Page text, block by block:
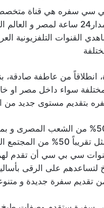
سي سفره هي قناة
تبث على مدار24 ساعة لمصر و
القنوات التلفزيونية
انطلاقاً من عاطفة صادقة،
سواء داخل مصر او
بتقديم مستوى جديد من
نستهدف 50% من الشعب المصرى و
النسائى يمثل تقريباً 50%
سي بي سي أن تقدم
لتساعدهم على الرقى
تقديم سفرة جديدة و